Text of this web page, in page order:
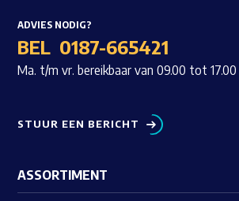
ADVIES NODIG?
BEL 0187-665421
Ma. t/m vr. bereikbaar van 09.00 tot
STUUR EEN BERICHT
ASSORTIMENT